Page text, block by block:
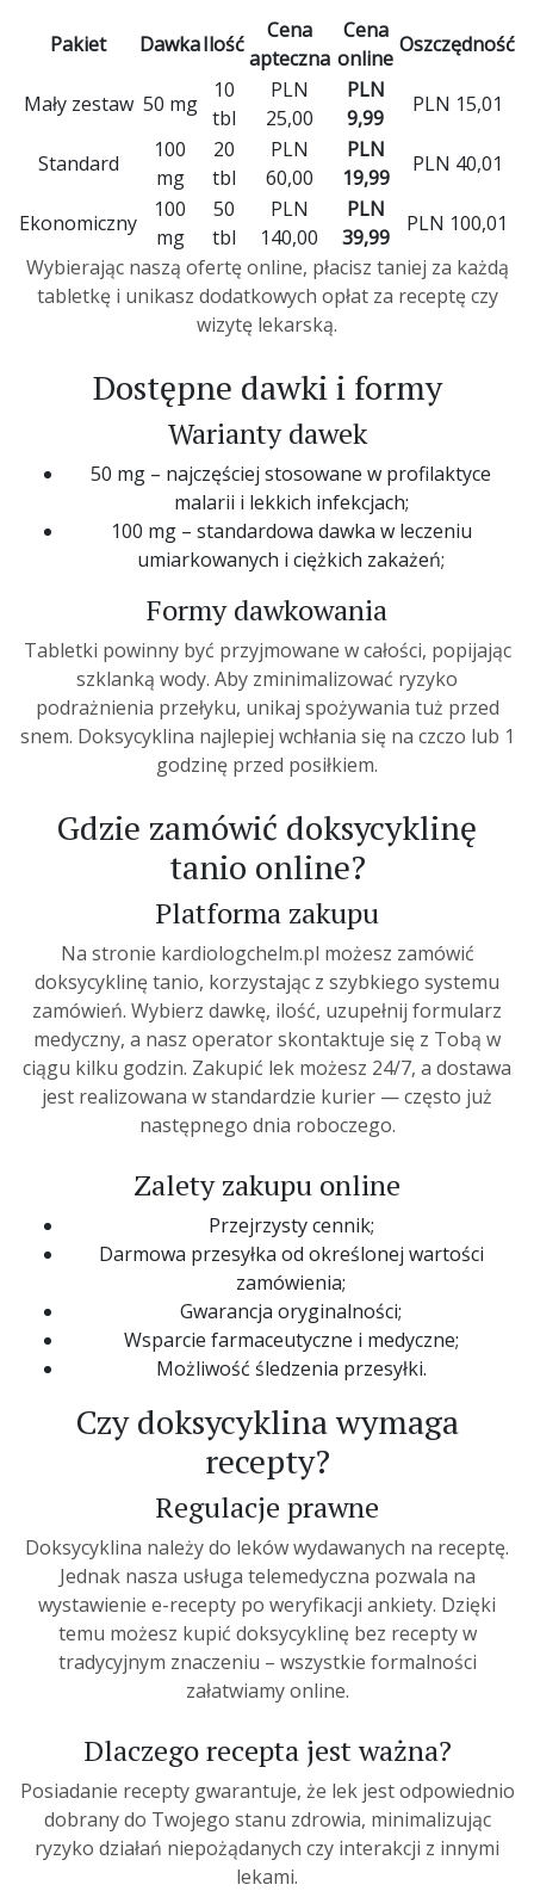
Pakiet DawkaIlość
Cena
apteczna
Cena
online
Oszczędność
Mały zestaw 50 mg
10
tbl
PLN
25,00
PLN
9,99
PLN 15,01
Standard
100
mg
20
tbl
PLN
60,00
PLN
19,99
PLN 40,01
Ekonomiczny
100
mg
50
tbl
PLN
140,00
PLN
39,99
PLN 100,01
Wybierając naszą ofertę online, płacisz taniej za każdą
tabletkę i unikasz dodatkowych opłat za receptę czy
wizytę lekarską.
Dostępne dawki i formy
Warianty dawek
50 mg – najczęściej stosowane w profilaktyce
malarii i lekkich infekcjach;
100 mg – standardowa dawka w leczeniu
umiarkowanych i ciężkich zakażeń;
Formy dawkowania
Tabletki powinny być przyjmowane w całości, popijając
szklanką wody. Aby zminimalizować ryzyko
podrażnienia przełyku, unikaj spożywania tuż przed
snem. Doksycyklina najlepiej wchłania się na czczo lub 1
godzinę przed posiłkiem.
Gdzie zamówić doksycyklinę
tanio online?
Platforma zakupu
Na stronie kardiologchelm.pl możesz zamówić
doksycyklinę tanio, korzystając z szybkiego systemu
zamówień. Wybierz dawkę, ilość, uzupełnij formularz
medyczny, a nasz operator skontaktuje się z Tobą w
ciągu kilku godzin. Zakupić lek możesz 24/7, a dostawa
jest realizowana w standardzie kurier — często już
następnego dnia roboczego.
Zalety zakupu online
Przejrzysty cennik;
Darmowa przesyłka od określonej wartości
zamówienia;
Gwarancja oryginalności;
Wsparcie farmaceutyczne i medyczne;
Możliwość śledzenia przesyłki.
Czy doksycyklina wymaga
recepty?
Regulacje prawne
Doksycyklina należy do leków wydawanych na receptę.
Jednak nasza usługa telemedyczna pozwala na
wystawienie e-recepty po weryfikacji ankiety. Dzięki
temu możesz kupić doksycyklinę bez recepty w
tradycyjnym znaczeniu – wszystkie formalności
załatwiamy online.
Dlaczego recepta jest ważna?
Posiadanie recepty gwarantuje, że lek jest odpowiednio
dobrany do Twojego stanu zdrowia, minimalizując
ryzyko działań niepożądanych czy interakcji z innymi
lekami.